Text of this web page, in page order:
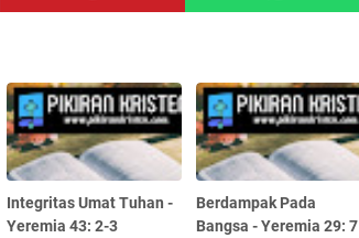
Integritas Umat Tuhan -
Yeremia 43: 2-3
Berdampak Pada
Bangsa - Yeremia 29: 7